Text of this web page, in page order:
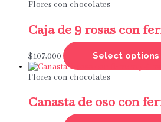
Flores con chocolates
Caja de 9 rosas con
$107,000 Select options
Flores con chocolates
Canasta de oso con